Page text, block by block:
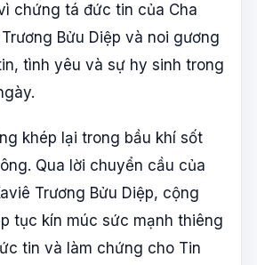
chứng tá đức tin của Cha
Bửu Diệp và noi gương
tình yêu và sự hy sinh trong
khép lại trong bầu khí sốt
Qua lời chuyển cầu của
Trương Bửu Diệp, cộng
tục kín múc sức mạnh thiêng
tin và làm chứng cho Tin